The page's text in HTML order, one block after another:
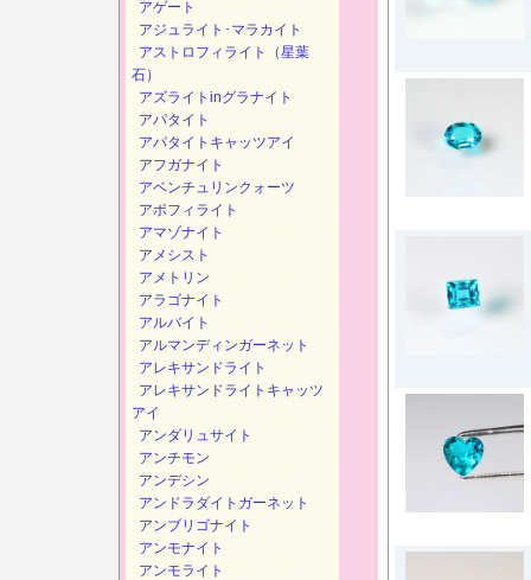
アゲート
アジュライト･マラカイト
アストロフィライト（星葉
石）
アズライトinグラナイト
アパタイト
アパタイトキャッツアイ
アフガナイト
アベンチュリンクォーツ
アポフィライト
アマゾナイト
アメシスト
アメトリン
アラゴナイト
アルバイト
アルマンディンガーネット
アレキサンドライト
アレキサンドライトキャッツ
アイ
アンダリュサイト
アンチモン
アンデシン
アンドラダイトガーネット
アンブリゴナイト
アンモナイト
アンモライト